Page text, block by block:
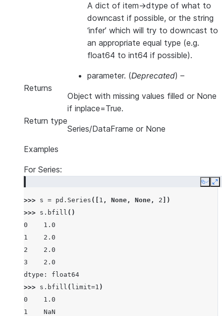
A dict of item->dtype of what to
downcast if possible, or the string
‘infer’ which will try to downcast to
an appropriate equal type (e.g.
float64 to int64 if possible).
parameter. (Deprecated) –
Returns
Object with missing values filled or None
if inplace=True.
Return type
Series/DataFrame or None
Examples
For Series:
Copy
>>> s = pd . Series ([ 1 , None , None , 2 ])
>>> s . bfill ()
0    1.0
1    2.0
2    2.0
3    2.0
dtype: float64
>>> s . bfill ( limit=1 )
0    1.0
1    NaN